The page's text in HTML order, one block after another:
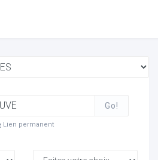
Go!
Lien permanent